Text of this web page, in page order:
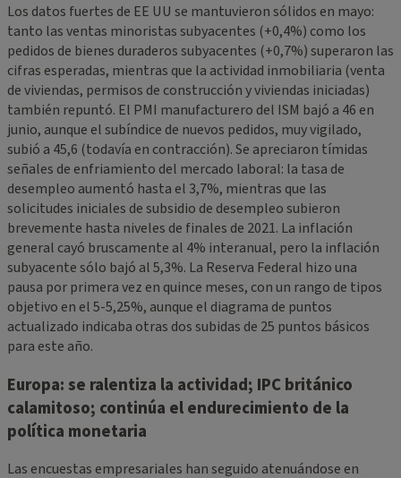
Los datos fuertes de EE UU se mantuvieron sólidos en mayo:
tanto las ventas minoristas subyacentes (+0,4%) como los
pedidos de bienes duraderos subyacentes (+0,7%) superaron las
cifras esperadas, mientras que la actividad inmobiliaria (venta
de viviendas, permisos de construcción y viviendas iniciadas)
también repuntó. El PMI manufacturero del ISM bajó a 46 en
junio, aunque el subíndice de nuevos pedidos, muy vigilado,
subió a 45,6 (todavía en contracción). Se apreciaron tímidas
señales de enfriamiento del mercado laboral: la tasa de
desempleo aumentó hasta el 3,7%, mientras que las
solicitudes iniciales de subsidio de desempleo subieron
brevemente hasta niveles de finales de 2021. La inflación
general cayó bruscamente al 4% interanual, pero la inflación
subyacente sólo bajó al 5,3%. La Reserva Federal hizo una
pausa por primera vez en quince meses, con un rango de tipos
objetivo en el 5-5,25%, aunque el diagrama de puntos
actualizado indicaba otras dos subidas de 25 puntos básicos
para este año.
Europa: se ralentiza la actividad; IPC británico
calamitoso; continúa el endurecimiento de la
política monetaria
Las encuestas empresariales han seguido atenuándose en